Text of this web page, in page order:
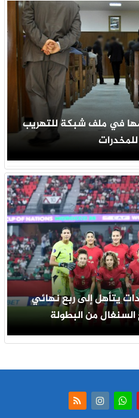
في ملف شبكة للتهريب
يتأهل إلى ربع نهائي
من البطولة